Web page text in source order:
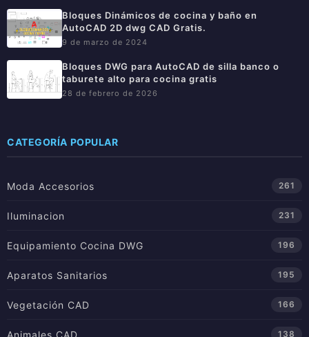
Bloques Dinámicos de cocina y baño en
AutoCAD 2D dwg CAD Gratis.
9 de marzo de 2024
Bloques DWG para AutoCAD de silla banco o
taburete alto para cocina gratis
28 de febrero de 2026
CATEGORÍA POPULAR
Moda Accesorios 261
Iluminacion 231
Equipamiento Cocina DWG 196
Aparatos Sanitarios 195
Vegetación CAD 166
Animales CAD 138